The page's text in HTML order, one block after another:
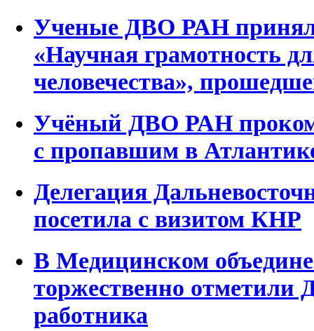
Ученые ДВО РАН
«Научная грамотность
человечества»,
Учёный ДВО РАН
с пропавшим в
Делегация
посетила с визитом КНР
В Медицинском
торжественно отметили
работника